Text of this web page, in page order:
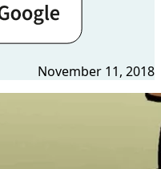
November 11, 2018